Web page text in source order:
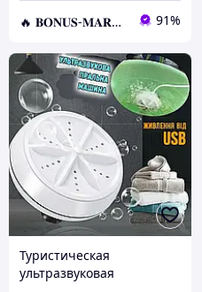
🔥 𝐁𝐎𝐍𝐔𝐒-𝐌𝐀𝐑𝐊𝐄𝐓 🔥 – Трендовые товары по лучшим ценам 91%
Туристическая
ультразвуковая